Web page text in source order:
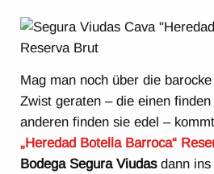
Mag man noch über die
Zwist geraten – die einen
anderen finden sie edel –
„Heredad Botella Barroca“
Bodega Segura Viudasdann ins